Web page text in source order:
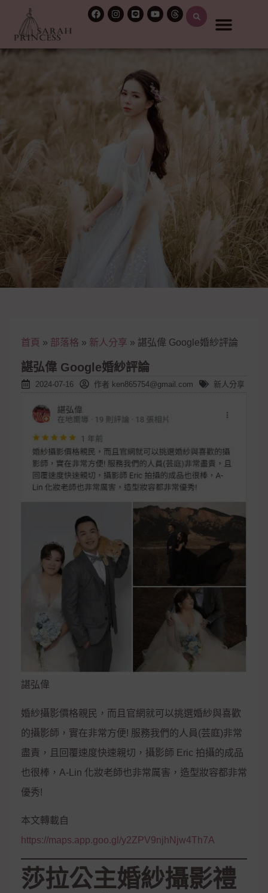
首頁 » 部落格 » 新人分享 » 諶弘偉 Google婚紗評論
諶弘偉 Google婚紗評論
2024-07-16 作者 ken865754@gmail.com 新人分享
諶弘偉
婚紗攝影價格親民，而且官網就可以挑選婚紗與喜歡
的攝影師，實在非常方便! 服務我們的人員(芸庭)非常
盡責，且回覆速度快速親切，攝影師 Eric 拍攝的成品
也很棒，A-Lin 化妝老師也非常厲害，造型妝容都非常
優秀!
本文轉載自
https://maps.app.goo.gl/y2ZPV9njhNjw4Th7A
莎拉公主婚紗攝影禮